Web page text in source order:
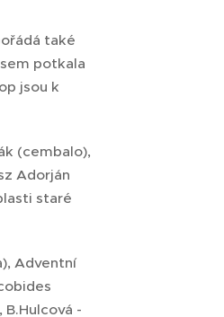
také
potkala
jsou k
(cembalo),
Adorján
staré
Adventní
-